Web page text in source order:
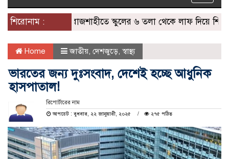
শিরোনাম :
রাজশাহীতে স্কুলের ৬ তলা থেকে লাফ দিয়ে শিক্ষার্থীর
Home জাতীয় দেশজুড়ে ,স্বাস্থ্য
ভারতের জন্য দুঃসংবাদ, দেশেই হচ্ছে আধুনিক
হাসপাতাল!
রিপোর্টারের নাম
আপডেট : বুধবার, ২২ জানুয়ারী, ২০২৫
২৭৫ পঠিত